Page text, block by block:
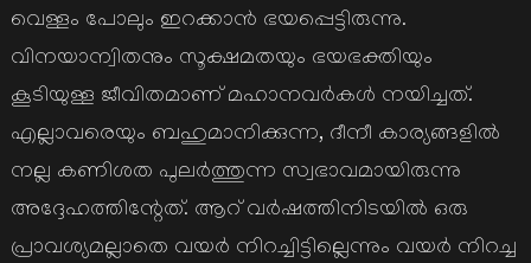
വെള്ളം പോലും ഇറക്കാന്‍ ഭയപ്പെട്ടിരുന്നു.
വിനയാന്വിതനും സൂക്ഷമതയും ഭയഭക്തിയും
കൂടിയുള്ള ജീവിതമാണ് മഹാനവര്‍കള്‍ നയിച്ചത്.
എല്ലാവരെയും ബഹുമാനിക്കുന്ന, ദീനീ കാര്യങ്ങളില്‍
നല്ല കണിശത പുലര്‍ത്തുന്ന സ്വഭാവമായിരുന്നു
അദ്ദേഹത്തിന്റേത്. ആറ് വര്‍ഷത്തിനിടയില്‍ ഒരു
പ്രാവശ്യമല്ലാതെ വയര്‍ നിറച്ചിട്ടില്ലെന്നും വയര്‍ നിറച്ച